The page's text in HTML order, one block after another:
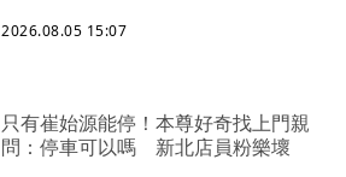
2026.08.05 15:07
只有崔始源能停！本尊好奇找上門親
問：停車可以嗎 新北店員粉樂壞